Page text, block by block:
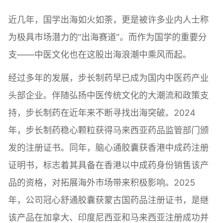
近几年，国学出海如火如荼，更是被许多业内人士称
为极具市场潜力的“出海赛道”。而作为国学的重要分
支——中医文化也在这股出海浪潮中乘风而起。
经过多年的发展，步长制药早已成为国内中医药产业
头部企业。伴随弘扬中医传统文化的大潮流和政策支
持，步长制药在近年来不断寻找出海突破。2024
年，步长制药稳心颗粒获得马来西亚药品监管部门颁
发的注册证书。同年，脑心通胶囊获香港中成药注册
证明书，标志着其具备在香港以中成药身份销售该产
品的资格，对拓展海外市场带来积极影响。2025
年，公司冠心舒通胶囊获蒙古国药品注册证书，是继
该产品在加拿大、印度尼西亚和马来西亚注册成功并